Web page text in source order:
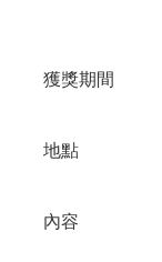
獲獎期間
地點
內容